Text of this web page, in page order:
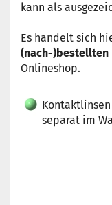
kann als
Es handelt sich
(nach-)bestellten
Onlineshop.
separat im